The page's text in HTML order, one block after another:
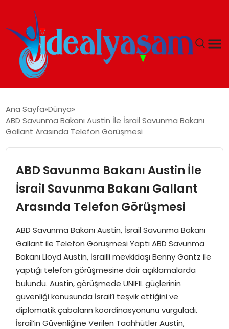
GÜNDEM
İDEAL YAŞAM
İDEAL SPOR
YAŞAM
MAGAZIN
SAĞLIK
SOSYAL HABER
Ana Sayfa Dünya
ABD Savunma Bakanı Austin İle İsrail Savunma Bakanı
Gallant Arasında Telefon Görüşmesi
ABD Savunma Bakanı Austin İle
İsrail Savunma Bakanı Gallant
Arasında Telefon Görüşmesi
ABD Savunma Bakanı Austin, İsrail Savunma Bakanı
Gallant ile Telefon Görüşmesi Yaptı ABD Savunma
Bakanı Lloyd Austin, İsrailli mevkidaşı Benny Gantz ile
yaptığı telefon görüşmesine dair açıklamalarda
bulundu. Austin, görüşmede UNIFIL güçlerinin
güvenliği konusunda İsrail’i teşvik ettiğini ve
diplomatik çabaların koordinasyonunu vurguladı.
İsrail’in Güvenliğine Verilen Taahhütler Austin,